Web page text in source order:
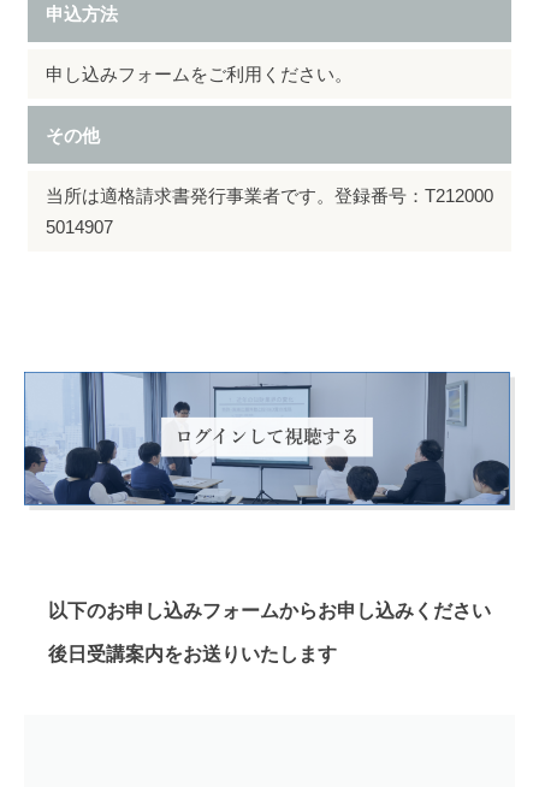
申込方法
申し込みフォームをご利用ください。
その他
当所は適格請求書発行事業者です。登録番号：T212000
5014907
以下のお申し込みフォームからお申し込みください
後日受講案内をお送りいたします